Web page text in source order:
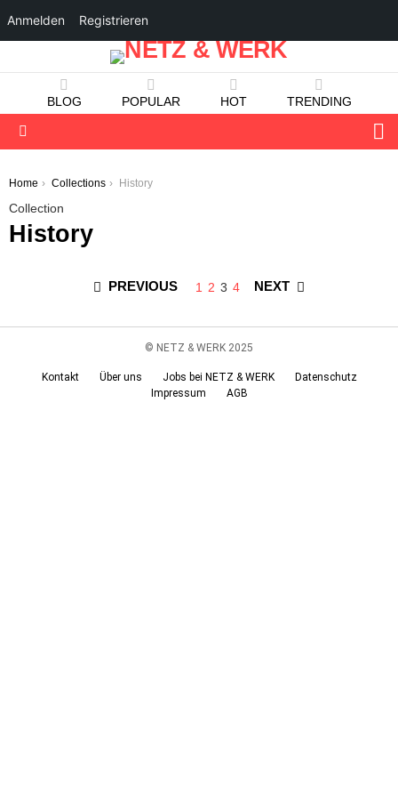
BLOG POPULAR HOT TRENDING
You are here:
Home Collections History
Collection
History
PREVIOUS 1 2 3 4 NEXT
© NETZ & WERK 2025
Kontakt Über uns Jobs bei NETZ & WERK
Datenschutz
Impressum
AGB
Anmelden Registrieren